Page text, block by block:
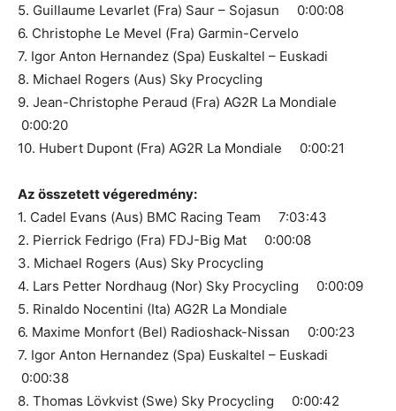
5. Guillaume Levarlet (Fra) Saur – Sojasun 0:00:08
6. Christophe Le Mevel (Fra) Garmin-Cervelo
7. Igor Anton Hernandez (Spa) Euskaltel – Euskadi
8. Michael Rogers (Aus) Sky Procycling
9. Jean-Christophe Peraud (Fra) AG2R La Mondiale
0:00:20
10. Hubert Dupont (Fra) AG2R La Mondiale 0:00:21
Az összetett végeredmény:
1. Cadel Evans (Aus) BMC Racing Team 7:03:43
2. Pierrick Fedrigo (Fra) FDJ-Big Mat 0:00:08
3. Michael Rogers (Aus) Sky Procycling
4. Lars Petter Nordhaug (Nor) Sky Procycling 0:00:09
5. Rinaldo Nocentini (Ita) AG2R La Mondiale
6. Maxime Monfort (Bel) Radioshack-Nissan 0:00:23
7. Igor Anton Hernandez (Spa) Euskaltel – Euskadi
0:00:38
8. Thomas Lövkvist (Swe) Sky Procycling 0:00:42